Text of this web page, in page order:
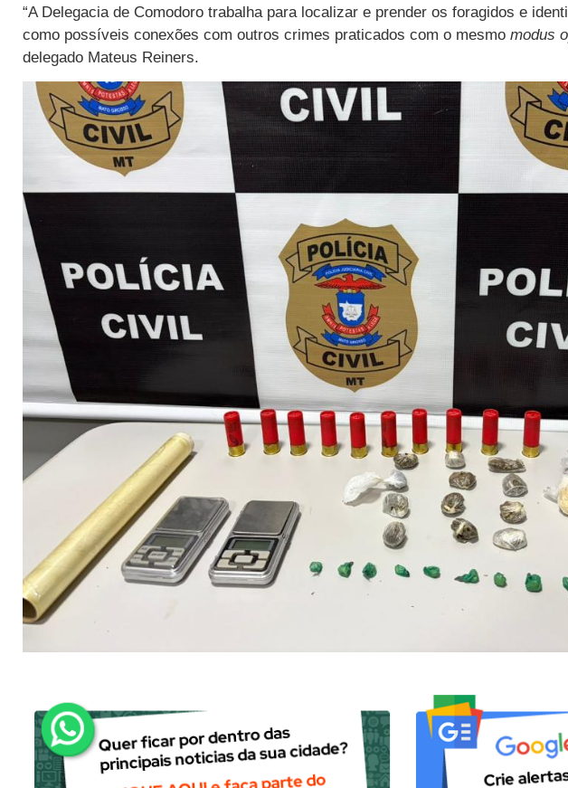
“A Delegacia de Comodoro trabalha para localizar e prender os foragidos e
como possíveis conexões com outros crimes praticados com o mesmo modus
delegado Mateus Reiners.